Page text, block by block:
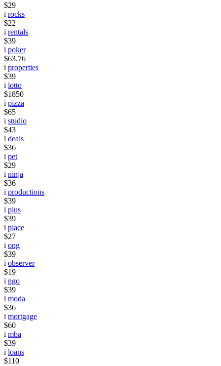
$29
i rocks
$22
i rentals
$39
i poker
$63.76
i properties
$39
i lotto
$1850
i pizza
$65
i studio
$43
i deals
$36
i pet
$29
i ninja
$36
i productions
$39
i plus
$39
i place
$27
i ong
$39
i observer
$19
i ngo
$39
i moda
$36
i mortgage
$60
i mba
$39
i loans
$110